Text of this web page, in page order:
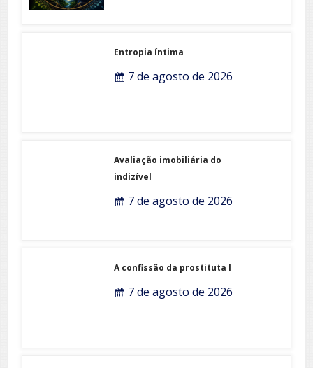
Entropia íntima
7 de agosto de 2026
Avaliação imobiliária do
indizível
7 de agosto de 2026
A confissão da prostituta I
7 de agosto de 2026